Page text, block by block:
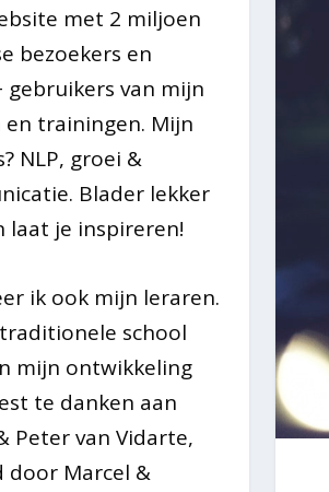
met 2 miljoen
bezoekers en
gebruikers van mijn
en trainingen. Mijn
NLP, groei &
Blader lekker
laat je inspireren!
ik ook mijn leraren.
school
mijn ontwikkeling
te danken aan
Peter van Vidarte,
door Marcel &